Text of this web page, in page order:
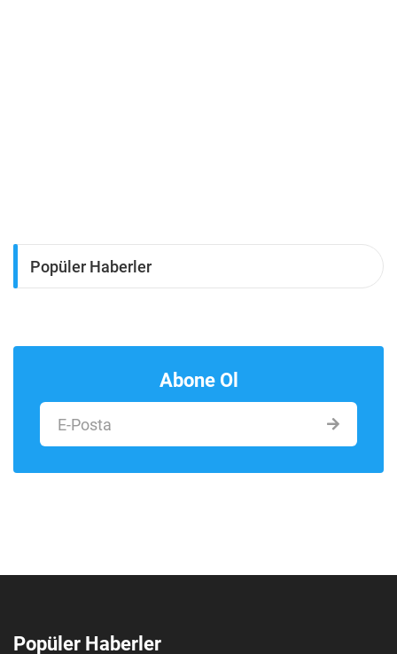
Popüler Haberler
Abone Ol
Popüler Haberler